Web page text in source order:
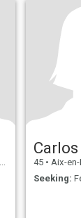
Carlos
45 • Aix-en-
Seeking: